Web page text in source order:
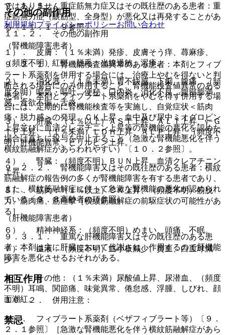
９．１．５． 重症筋無力症又はその既往歴のある患者：重
症筋無力症（眼筋型、全身型）が悪化又は再発することがあ
る〔１１．１．９参照〕。
（腎機能障害患者）
９．２．１． 腎機能検査値異常のある患者：本剤とフィブ
ラート系薬剤を併用する場合には、治療上やむを得ないと判
断される場合にのみ併用すること。腎機能検査値異常のある
患者に、本剤とフィブラート系薬剤をやむを得ず併用する場
合には、定期的に腎機能検査等を実施し、自覚症状＜筋肉
痛・脱力感＞の発現、ＣＫ上昇、血中及び尿中ミオグロビン
上昇並びに血清クレアチニン上昇等の腎機能の悪化を認めた
場合は直ちに投与を中止すること（急激な腎機能悪化を伴う
横紋筋融解症があらわれやすい）〔１０．２参照〕。
９．２．２． 腎機能障害又はその既往歴のある患者：横紋
筋融解症の報告例の多くが腎機能障害を有する患者であり、
また、横紋筋融解症に伴って急激な腎機能の悪化が認められ
ている〔９．８高齢者の項参照〕。
（肝機能障害患者）
９．３．１． 重篤な肝機能障害又はその既往歴のある患
者：本剤は主に肝臓において代謝され、作用するので肝機能
障害を悪化させるおそれがある。
相互作用
１０．２． 併用注意：
１）． フィブラート系薬剤（ベザフィブラート等）〔９．
２．１参照〕［急激な腎機能悪化を伴う横紋筋融解症があら
その他の副作用
１１．２． その他の副作用
１）． 皮膚：（１％未満）発疹、皮膚そう痒、蕁麻疹、
（頻度不明）紅斑、脱毛、光線過敏、湿疹。
２）． 消化器：（１％未満）胃不快感、下痢、腹痛、（頻
度不明）嘔気・嘔吐、便秘、口内炎、消化不良、腹部膨満
感、食欲不振、舌炎。
３）． 肝臓：（１％以上）ＡＳＴ上昇、ＡＬＴ上昇、γ−Ｇ
ＴＰ上昇、（１％未満）ＬＤＨ上昇、ＡＬＰ上昇、（頻度不
明）肝機能異常、ビリルビン上昇。
４）． 腎臓：（頻度不明）ＢＵＮ上昇、血清クレアチニン
上昇。
５）． 筋肉：（１％以上）ＣＫ上昇、（頻度不明）筋脱
力、筋肉痛、筋痙攣［横紋筋融解症の前駆症状の可能性があ
る］。
６）． 精神神経系：（頻度不明）めまい、頭痛、不眠。
７）． 血液：（頻度不明）血小板減少、貧血、白血球減
少。
８）． その他：（１％未満）尿酸値上昇、尿潜血、（頻度
不明）耳鳴、関節痛、味覚異常、倦怠感、浮腫、しびれ、顔
面潮紅。
禁忌
ではありません。
利用規約プライバシーポリシーお問い合わせ